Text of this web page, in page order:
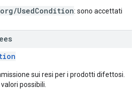
UsedCondition: sono accettati
sui resi per i prodotti difettosi.
possibili.